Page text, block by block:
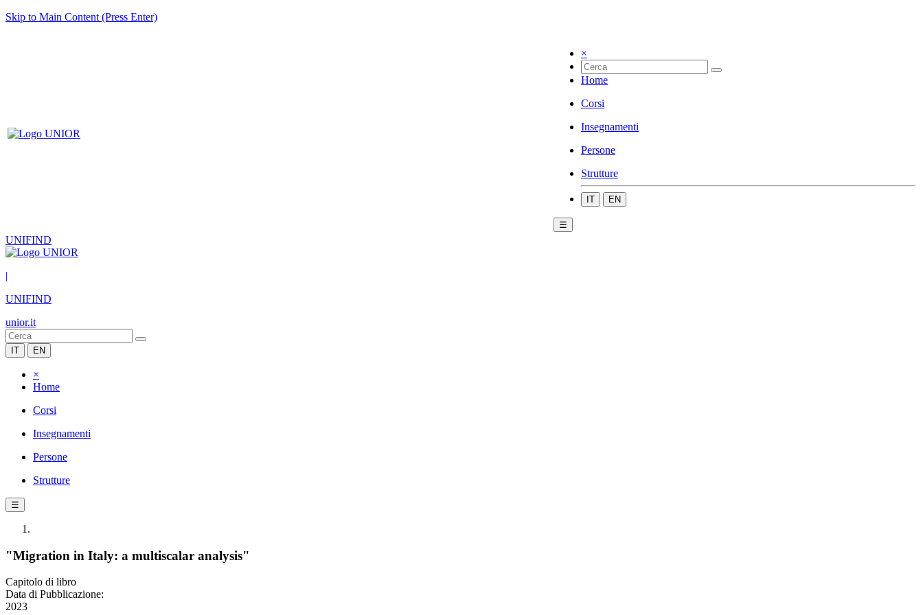
Skip to Main Content (Press Enter)
×
Home
Corsi
Insegnamenti
Persone
Strutture
IT EN
☰
UNIFIND
|
UNIFIND
unior.it
IT EN
×
Home
Corsi
Insegnamenti
Persone
Strutture
☰
"Migration in Italy: a multiscalar analysis"
Capitolo di libro
Data di Pubblicazione:
2023